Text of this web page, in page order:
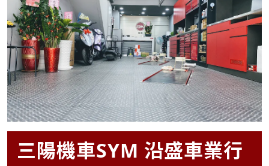
三陽機車SYM 沿盛車業行